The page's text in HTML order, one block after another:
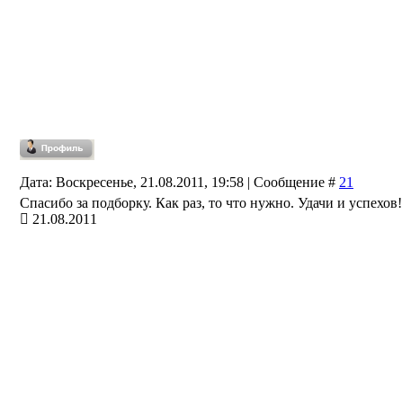
Дата: Воскресенье, 21.08.2011, 19:58 | Сообщение # 21
Спасибо за подборку. Как раз, то что нужно. Удачи и успехов!
21.08.2011